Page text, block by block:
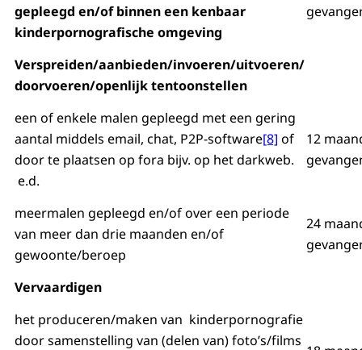
gepleegd en/of binnen een kenbaar
kinderpornografische omgeving
Verspreiden/aanbieden/invoeren/uitvoeren/
doorvoeren/openlijk tentoonstellen
een of enkele malen gepleegd met een gering
aantal middels email, chat, P2P-software[8] of
door te plaatsen op fora bijv. op het darkweb.
e.d.
12
meermalen gepleegd en/of over een periode
van meer dan drie maanden en/of
gewoonte/beroep
24
Vervaardigen
het produceren/maken van kinderpornografie
door samenstelling van (delen van) foto’s/films